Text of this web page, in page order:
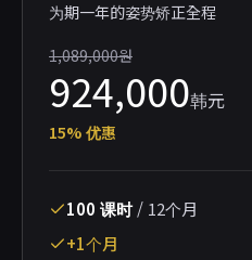
为期一年的姿势矫正全程
1,089,000원
924,000韩元
15% 优惠
100 课时/ 12个月
+1个月